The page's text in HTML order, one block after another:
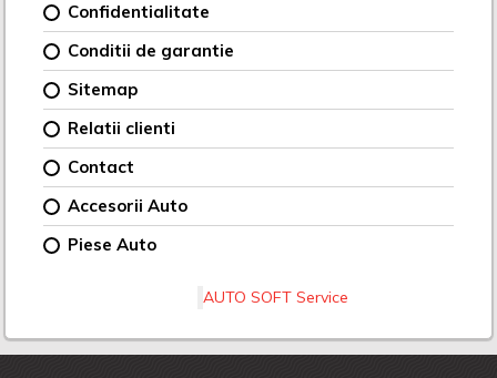
Confidentialitate
Conditii de garantie
Sitemap
Relatii clienti
Contact
Accesorii Auto
Piese Auto
AUTO SOFT Service